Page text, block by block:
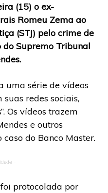
(15) o ex-
Romeu Zema ao
(STJ) pelo crime de
Supremo Tribunal
uma série de vídeos
redes sociais,
Os vídeos trazem
e outros
do Banco Master.
-
protocolada por